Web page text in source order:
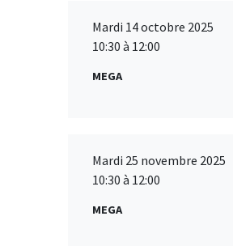
Mardi 14 octobre 2025
10:30 à 12:00
MEGA
Mardi 25 novembre 2025
10:30 à 12:00
MEGA